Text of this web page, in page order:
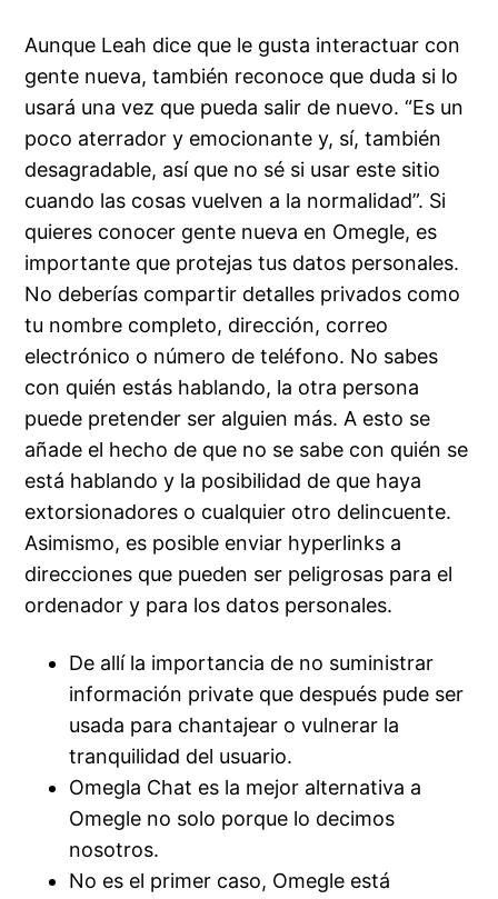
Aunque Leah dice que le gusta interactuar con
gente nueva, también reconoce que duda si lo
usará una vez que pueda salir de nuevo. “Es un
poco aterrador y emocionante y, sí, también
desagradable, así que no sé si usar este sitio
cuando las cosas vuelven a la normalidad”. Si
quieres conocer gente nueva en Omegle, es
importante que protejas tus datos personales.
No deberías compartir detalles privados como
tu nombre completo, dirección, correo
electrónico o número de teléfono. No sabes
con quién estás hablando, la otra persona
puede pretender ser alguien más. A esto se
añade el hecho de que no se sabe con quién se
está hablando y la posibilidad de que haya
extorsionadores o cualquier otro delincuente.
Asimismo, es posible enviar hyperlinks a
direcciones que pueden ser peligrosas para el
ordenador y para los datos personales.
De allí la importancia de no suministrar
información private que después pude ser
usada para chantajear o vulnerar la
tranquilidad del usuario.
Omegla Chat es la mejor alternativa a
Omegle no solo porque lo decimos
nosotros.
No es el primer caso, Omegle está